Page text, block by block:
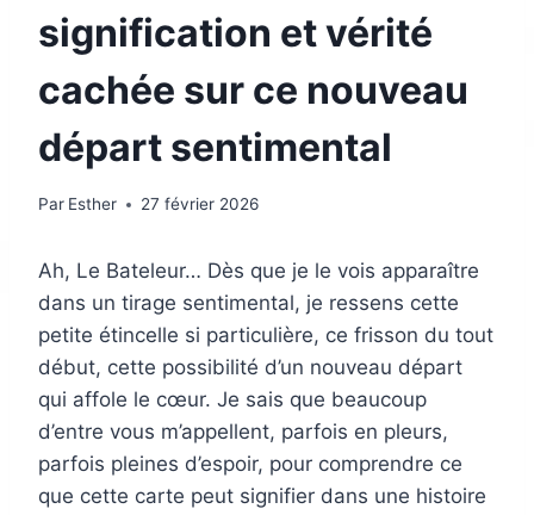
signification et vérité
cachée sur ce nouveau
départ sentimental
Par Esther 27 février 2026
Ah, Le Bateleur… Dès que je le vois apparaître
dans un tirage sentimental, je ressens cette
petite étincelle si particulière, ce frisson du tout
début, cette possibilité d’un nouveau départ
qui affole le cœur. Je sais que beaucoup
d’entre vous m’appellent, parfois en pleurs,
parfois pleines d’espoir, pour comprendre ce
que cette carte peut signifier dans une histoire